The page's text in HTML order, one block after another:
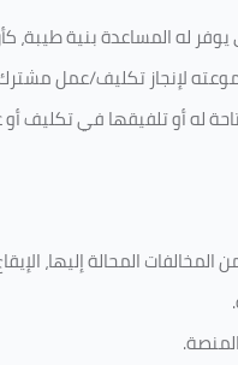
له المساعدة بنية طيبة،
لإنجاز تكليف/عمل مشترك،
له أو تلفيقها في تكليف
المحالة إليها،
.